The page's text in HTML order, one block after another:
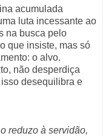
acumulada
luta incessante ao
na busca pelo
que insiste, mas só
o alvo.
não desperdiça
desequilibra e
reduzo à servidão,